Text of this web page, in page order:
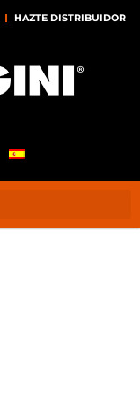
HAZTE DISTRIBUIDOR